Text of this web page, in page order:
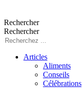
Rechercher
Rechercher
Articles
Aliments
Conseils
Célébrations